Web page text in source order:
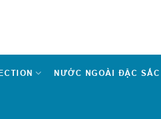
NƯỚC NGOÀI ĐẶC SẮC